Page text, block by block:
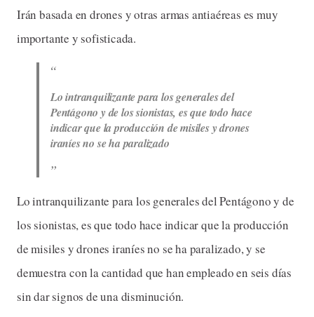
Irán basada en drones y otras armas antiaéreas es muy
importante y sofisticada.
Lo intranquilizante para los generales del
Pentágono y de los sionistas, es que todo hace
indicar que la producción de misiles y drones
iraníes no se ha paralizado
Lo intranquilizante para los generales del Pentágono y de
los sionistas, es que todo hace indicar que la producción
de misiles y drones iraníes no se ha paralizado, y se
demuestra con la cantidad que han empleado en seis días
sin dar signos de una disminución.